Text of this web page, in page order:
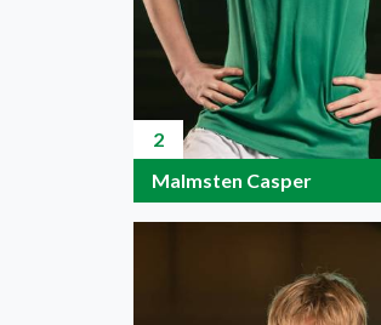
2
Malmsten Casper